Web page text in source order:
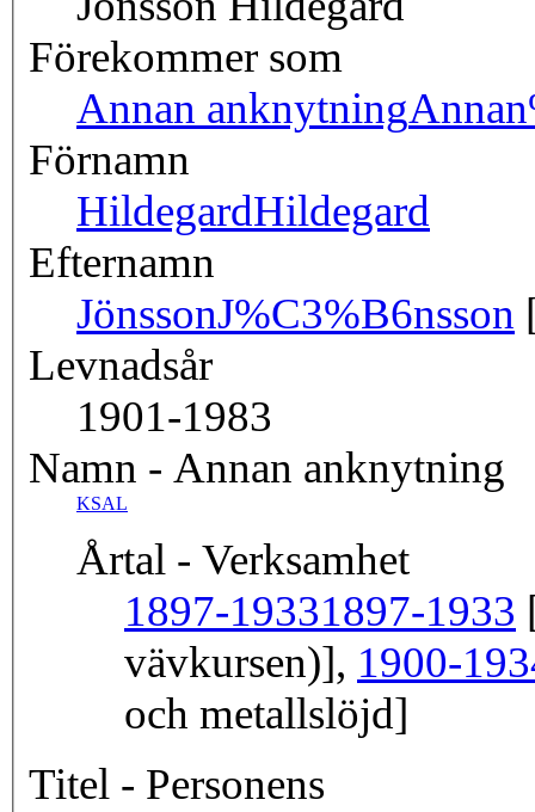
Förekommer som
Annan anknytning
Förnamn
HildegardHildegard
Efternamn
JönssonJ%C3%B6nsson
Levnadsår
1901-1983
Namn - Annan anknytning
KSAL
Årtal - Verksamhet
1897-19331897-1933
vävkursen)], 1900-
och metallslöjd]
Titel - Personens